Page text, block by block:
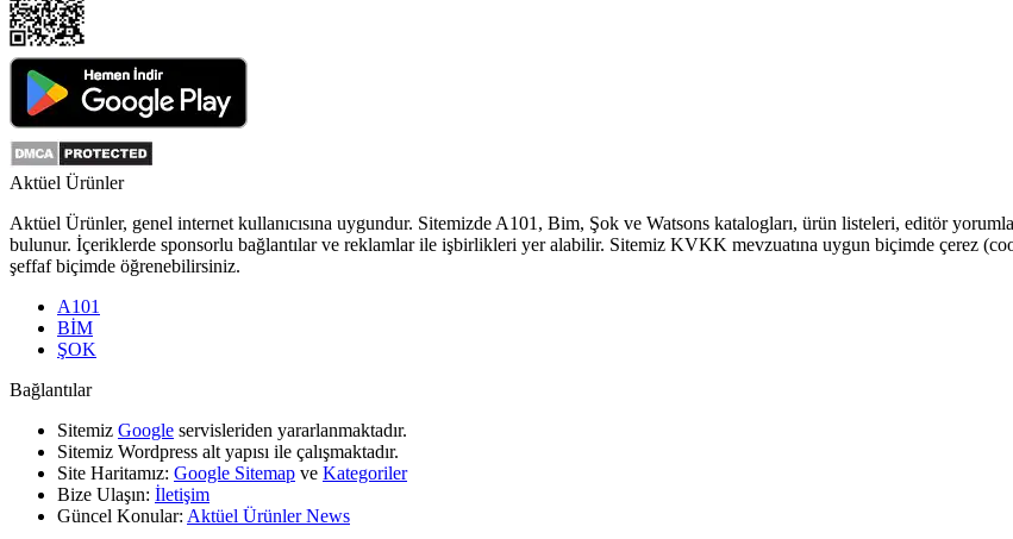
Aktüel Ürünler
Aktüel Ürünler, genel internet kullanıcısına uygundur. Sitemizde A101 , Bim, Şok ve Watsons katalogları, ürün listeleri, editör
bulunur. İçeriklerde sponsorlu bağlantılar ve reklamlar ile işbirlikleri yer alabilir. Sitemiz KVKK mevzuatına uygun biçimde çerez
şeffaf biçimde öğrenebilirsiniz.
A101
BİM
ŞOK
Bağlantılar
Sitemiz Google servisleriden yararlanmaktadır.
Sitemiz Wordpress alt yapısı ile çalışmaktadır.
Site Haritamız: Google Sitemap ve Kategoriler
Bize Ulaşın: İletişim
Güncel Konular: Aktüel Ürünler News